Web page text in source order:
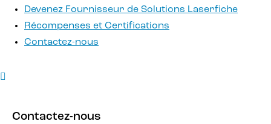
Devenez Fournisseur de Solutions Laserfiche
Récompenses et Certifications
Contactez-nous
Contactez-nous